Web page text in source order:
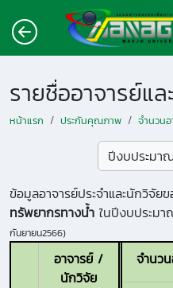
หน้าแรก ประกันคุณภาพ จำนวน
ปีงบประมา
ข้อมูลอาจารย์ประจำและนักวิจัย
ทรัพยากรทางน้ำ ในปีงบประม
กันยายน2566)
อาจารย์ /
นักวิจัย
จำนว